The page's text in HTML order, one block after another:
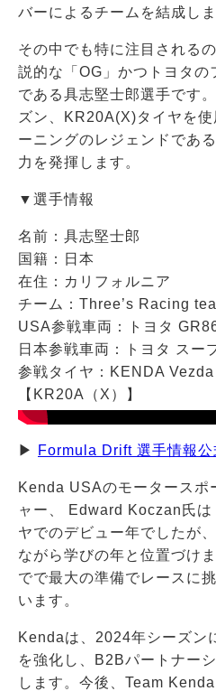
バーによるチームを結成しま
その中でも特に注目される
説的な「OG」かつトヨタの
である具志堅士郎選手です
ズン、KR20A(X)タイヤを
ーニングのレジェンドであ
力を発揮します。
▼選手情報
名前：具志堅士郎
国籍：日本
在住：カリフォルニア
チーム：Three’s Racing
USA参戦車両：トヨタ
日本参戦車両：トヨタ スー
参戦タイヤ：KENDA
【KR20A（X）】
▶ Formula Drift 選手情報公
Kenda USAのモータースポ
ャー、 Edward Koczan氏は
ヤでのデビュー年でしたが
ながら学びの年と位置づけ
でで最大の準備でレースに
います。
Kendaは、2024年シーズン
を強化し、B2Bパートナー
します。今後、Team